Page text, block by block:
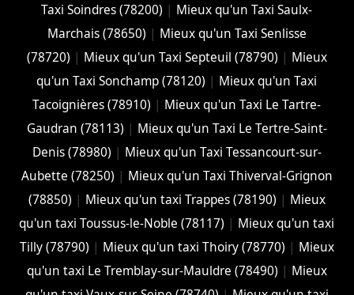
Taxi Soindres (78200) | Mieux qu'un Taxi Saulx-
Marchais (78650) | Mieux qu'un Taxi Senlisse
(78720) | Mieux qu'un Taxi Septeuil (78790) | Mieux
qu'un Taxi Sonchamp (78120) | Mieux qu'un Taxi
Tacoignières (78910) | Mieux qu'un Taxi Le Tartre-
Gaudran (78113) | Mieux qu'un Taxi Le Tertre-Saint-
Denis (78980) | Mieux qu'un Taxi Tessancourt-sur-
Aubette (78250) | Mieux qu'un Taxi Thiverval-Grignon
(78850) | Mieux qu'un taxi Trappes (78190) | Mieux
qu'un taxi Toussus-le-Noble (78117) | Mieux qu'un taxi
Tilly (78790) | Mieux qu'un taxi Thoiry (78770) | Mieux
qu'un taxi Le Tremblay-sur-Mauldre (78490) | Mieux